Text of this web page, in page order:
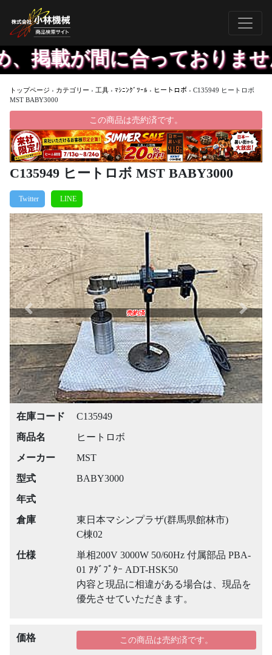
が間に合っておりません
トップページ › カテゴリー › 工具 › ﾏｼﾆﾝｸﾞﾂｰﾙ › ヒートロボ › C135949 ヒートロボ
MST BABY3000
この商品は売約済です。
C135949 ヒートロボ MST BABY3000
売約済
Previous Next
在庫コード
C135949
商品名
ヒートロボ
メーカー
MST
型式
BABY3000
年式
倉庫
東日本マシンプラザ(群馬県館林市)
C棟02
仕様
単相200V 3000W 50/60Hz 付属部品 PBA-
01 ｱﾀﾞﾌﾟﾀｰ ADT-HSK50
内容と現品に相違がある場合は、現品を
優先させていただきます。
価格 この商品は売約済です。